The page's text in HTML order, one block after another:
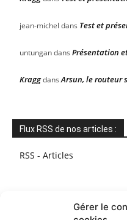
Gérer le
jean-michel dans Test et
untungandans Présentation
KraggdansArsun, le routeur
Flux RSS de nos articles :
RSS - Articles